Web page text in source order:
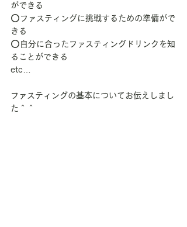
ができる
⭕️ファスティングに挑戦するための準備がで
きる
⭕️自分に合ったファスティングドリンクを知
ることができる
etc…
ファスティングの基本についてお伝えしまし
た＾＾